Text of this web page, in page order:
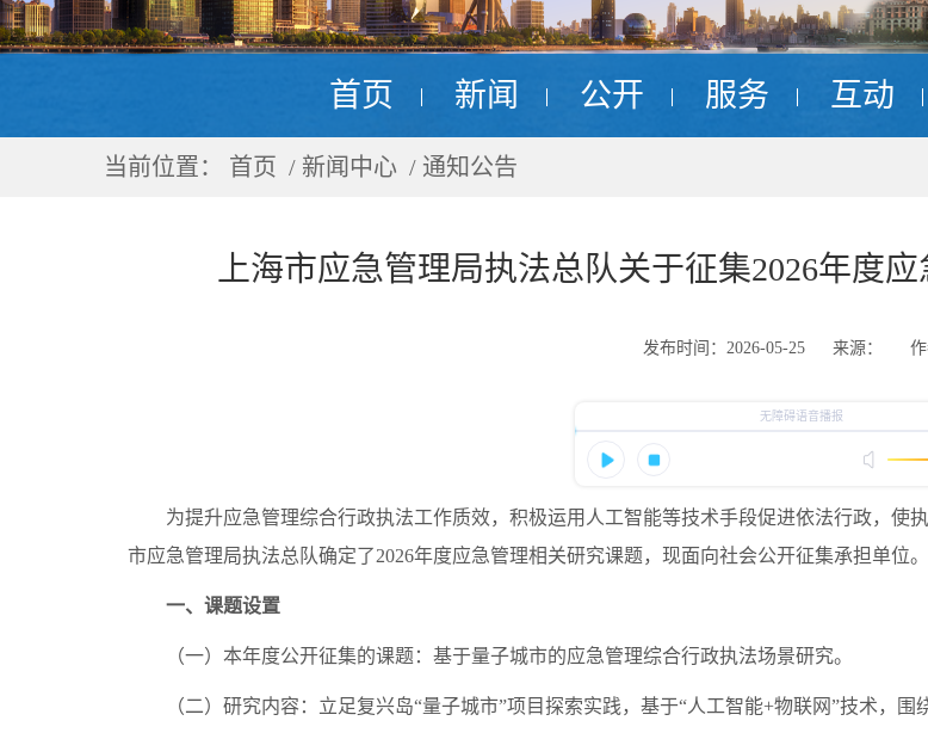
首页 新闻 公开 服务 互动
当前位置： 首页 / 新闻中心 / 通知公告
上海市应急管理局执法总队关于征集2026年度
发布时间：2026-05-25 来源： 作
为提升应急管理综合行政执法工作质效，积极运用人工智能等技术手段促进依法行政，使
市应急管理局执法总队确定了2026年度应急管理相关研究课题，现面向社会公开征集承担单位
一、课题设置
（一）本年度公开征集的课题：基于量子城市的应急管理综合行政执法场景研究。
（二）研究内容：立足复兴岛“量子城市”项目探索实践，基于“人工智能+物联网”技术，围